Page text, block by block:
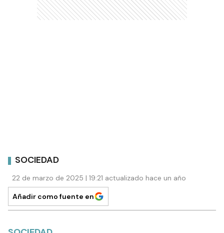
SOCIEDAD
22 de marzo de 2025 | 19:21 actualizado hace un año
Añadir como fuente en